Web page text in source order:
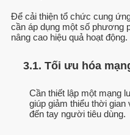
Để cải thiện tổ chức cung
cần áp dụng một số phương
nâng cao hiệu quả hoạt động.
3.1. Tối ưu hóa
Cần thiết lập một mạng
giúp giảm thiểu thời
đến tay người tiêu dùng.